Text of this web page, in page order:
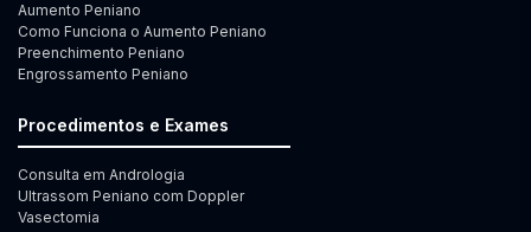
Aumento Peniano
Como Funciona o Aumento Peniano
Preenchimento Peniano
Engrossamento Peniano
Procedimentos e Exames
Consulta em Andrologia
Ultrassom Peniano com Doppler
Vasectomia